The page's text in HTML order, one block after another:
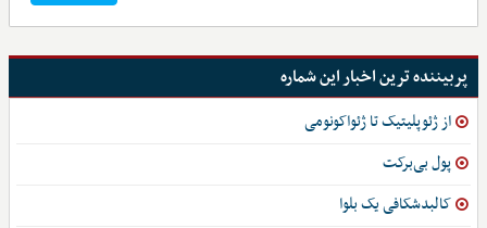
پربیننده ترین اخبار این شماره
از ژئوپلیتیک تا ژئواکونومی
پول بی‌برکت
کالبدشکافی یک بلوا